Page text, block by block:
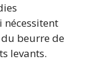
nécessitent
du beurre de
levants.